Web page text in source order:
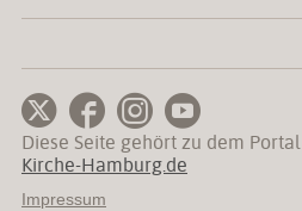
Diese Seite gehört zu dem Portal
Kirche-Hamburg.de
Impressum